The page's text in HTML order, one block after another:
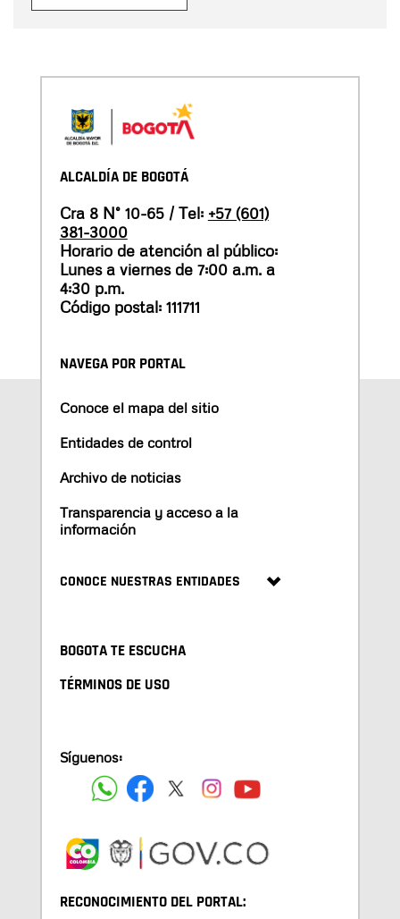
ALCALDÍA DE BOGOTÁ
Cra 8 N° 10-65 / Tel: +57 (601)
381-3000
Horario de atención al público:
Lunes a viernes de 7:00 a.m. a
4:30 p.m.
Código postal: 111711
NAVEGA POR PORTAL
Conoce el mapa del sitio
Entidades de control
Archivo de noticias
Transparencia y acceso a la
información
CONOCE NUESTRAS ENTIDADES
BOGOTA TE ESCUCHA
TÉRMINOS DE USO
Síguenos:
RECONOCIMIENTO DEL PORTAL: